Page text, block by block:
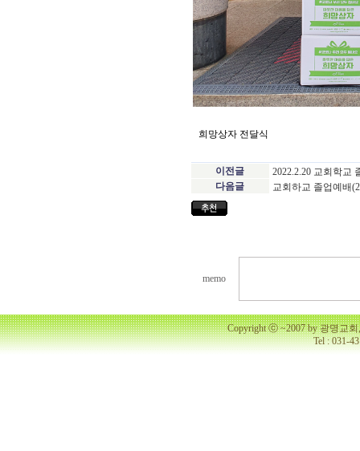
희망상자 전달식
이전글
2022.2.20 교회학교
다음글
교회하교 졸업예배
memo
Copyright ⓒ ~2007 by 광명교
Tel : 031-